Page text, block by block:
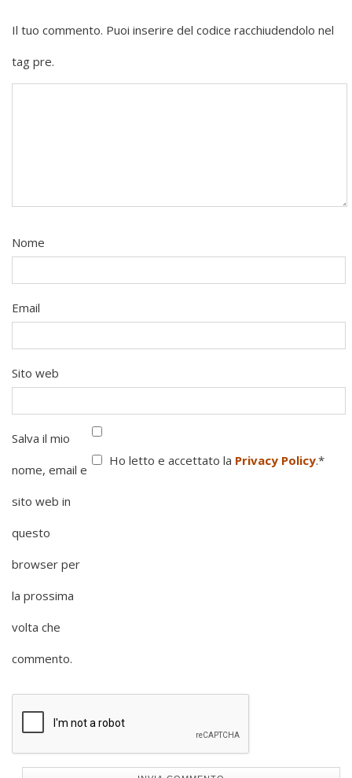
Il tuo commento. Puoi inserire del codice racchiudendolo nel
tag pre.
Nome
Email
Sito web
Salva il mio
nome, email e
sito web in
questo
browser per
la prossima
volta che
commento.
Ho letto e accettato la Privacy Policy.*